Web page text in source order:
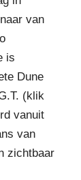
van
is
Dune
(klik
vanuit
van
zichtbaar